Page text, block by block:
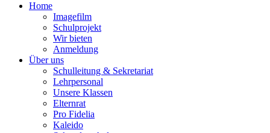
Home
Imagefilm
Schulprojekt
Wir bieten
Anmeldung
Über uns
Schulleitung & Sekretariat
Lehrpersonal
Unsere Klassen
Elternrat
Pro Fidelia
Kaleido